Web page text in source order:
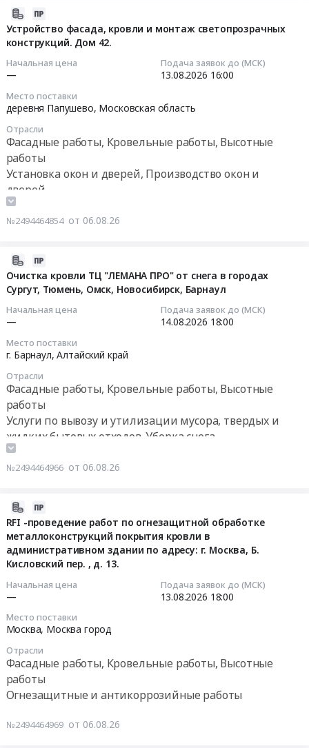
Устройство фасада, кровли и монтаж светопрозрачных
конструкций. Дом 42.
Начальная цена
—
Подача заявок до (МСК)
13.08.2026 16:00
Место поставки
деревня Папушево, Московская область
Отрасли
Фасадные работы, Кровельные работы, Высотные
работы
Установка окон и дверей, Производство окон и
дверей
№2494464854 от 06.08.26
Очистка кровли ТЦ "ЛЕМАНА ПРО" от снега в городах
Сургут, Тюмень, Омск, Новосибирск, Барнаул
Начальная цена
—
Подача заявок до (МСК)
14.08.2026 18:00
Место поставки
г. Барнаул,Алтайский край
Отрасли
Фасадные работы, Кровельные работы, Высотные
работы
Услуги по вывозу и утилизации мусора, твердых и
жидких бытовых отходов. Уборка снега
№2494464966 от 06.08.26
RFI -проведение работ по огнезащитной обработке
металлоконструкций покрытия кровли в
административном здании по адресу: г. Москва, Б.
Кисловский пер. , д. 13.
Начальная цена
—
Подача заявок до (МСК)
13.08.2026 18:00
Место поставки
Москва, Москва город
Отрасли
Фасадные работы, Кровельные работы, Высотные
работы
Огнезащитные и антикоррозийные работы
№2494464969 от 06.08.26